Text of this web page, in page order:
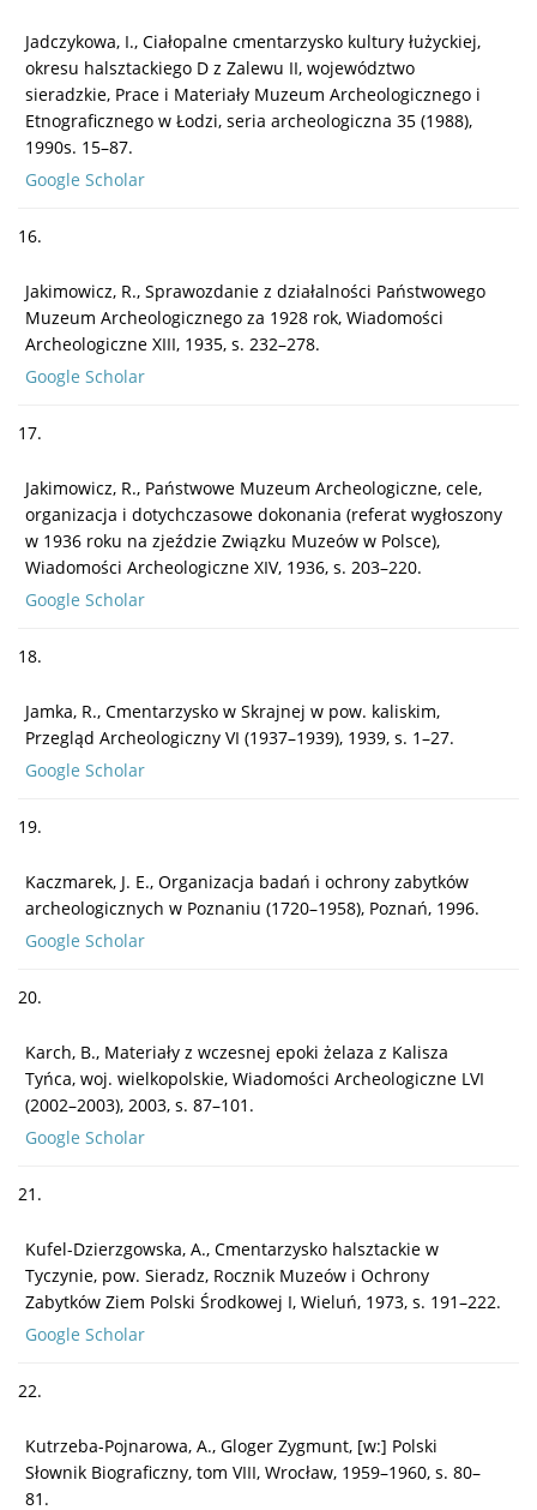
Jadczykowa, I., Ciałopalne cmentarzysko kultury łużyckiej,
okresu halsztackiego D z Zalewu II, województwo
sieradzkie, Prace i Materiały Muzeum Archeologicznego i
Etnograficznego w Łodzi, seria archeologiczna 35 (1988),
1990s. 15–87.
Google Scholar
16.
Jakimowicz, R., Sprawozdanie z działalności Państwowego
Muzeum Archeologicznego za 1928 rok, Wiadomości
Archeologiczne XIII, 1935, s. 232–278.
Google Scholar
17.
Jakimowicz, R., Państwowe Muzeum Archeologiczne, cele,
organizacja i dotychczasowe dokonania (referat wygłoszony
w 1936 roku na zjeździe Związku Muzeów w Polsce),
Wiadomości Archeologiczne XIV, 1936, s. 203–220.
Google Scholar
18.
Jamka, R., Cmentarzysko w Skrajnej w pow. kaliskim,
Przegląd Archeologiczny VI (1937–1939), 1939, s. 1–27.
Google Scholar
19.
Kaczmarek, J. E., Organizacja badań i ochrony zabytków
archeologicznych w Poznaniu (1720–1958), Poznań, 1996.
Google Scholar
20.
Karch, B., Materiały z wczesnej epoki żelaza z Kalisza
Tyńca, woj. wielkopolskie, Wiadomości Archeologiczne LVI
(2002–2003), 2003, s. 87–101.
Google Scholar
21.
Kufel-Dzierzgowska, A., Cmentarzysko halsztackie w
Tyczynie, pow. Sieradz, Rocznik Muzeów i Ochrony
Zabytków Ziem Polski Środkowej I, Wieluń, 1973, s. 191–222.
Google Scholar
22.
Kutrzeba-Pojnarowa, A., Gloger Zygmunt, [w:] Polski
Słownik Biograficzny, tom VIII, Wrocław, 1959–1960, s. 80–
81.